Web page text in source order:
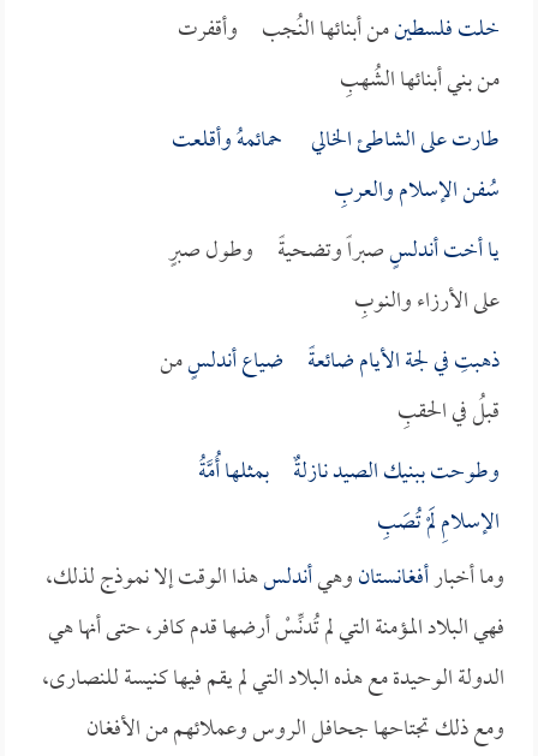
خلتفلسطينمن أبنائها النُجب وأقفرت
من بني أبنائها الشُهبِ
طارت على الشاطئ الخالي حمائمهُ وأقلعت
سُفن الإسلام والعربِ
يا أختأندلسٍصبراً وتضحيةً وطول صبرٍ
على الأرزاء والنوبِ
ذهبتِ في لجة الأيام ضائعةً ضياعأندلسٍمن
قبلُ في الحقبِ
وطوحت ببنيك الصيد نازلةٌ بمثلها أُمَّةُ
الإسلامِ لَمْ تُصَبِ
وما أخبارأفغانستانوهيأندلسهذا الوقت إلا نموذج لذلك،
فهي البلاد المؤمنة التي لم تُدنِّسْ أرضها قدم كافر، حتى أنها هي
الدولة الوحيدة مع هذه البلاد التي لم يقم فيها كنيسة للنصارى،
ومع ذلك تجتاحها جحافل الروس وعملائهم من الأفغان